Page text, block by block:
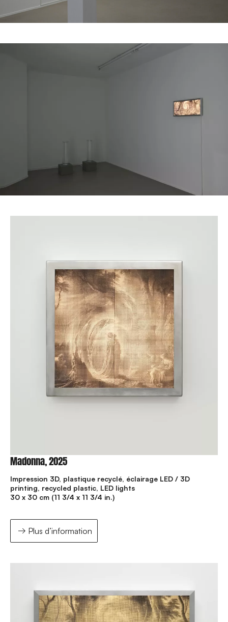
Madonna, 2025
Impression 3D, plastique recyclé, éclairage LED / 3D
printing, recycled plastic, LED lights
30 x 30 cm (11 3/4 x 11 3/4 in.)
Plus d’information